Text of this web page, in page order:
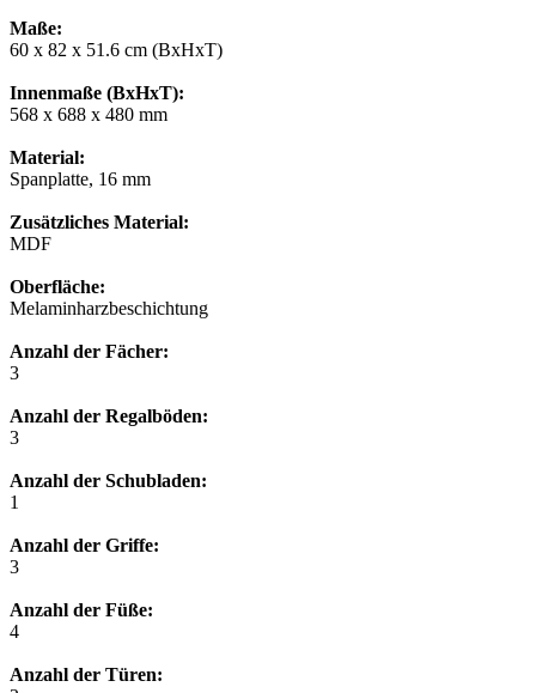
Maße:
60 x 82 x 51.6 cm (BxHxT)
Innenmaße (BxHxT):
568 x 688 x 480 mm
Material:
Spanplatte, 16 mm
Zusätzliches Material:
MDF
Oberfläche:
Melaminharzbeschichtung
Anzahl der Fächer:
3
Anzahl der Regalböden:
3
Anzahl der Schubladen:
1
Anzahl der Griffe:
3
Anzahl der Füße:
4
Anzahl der Türen: